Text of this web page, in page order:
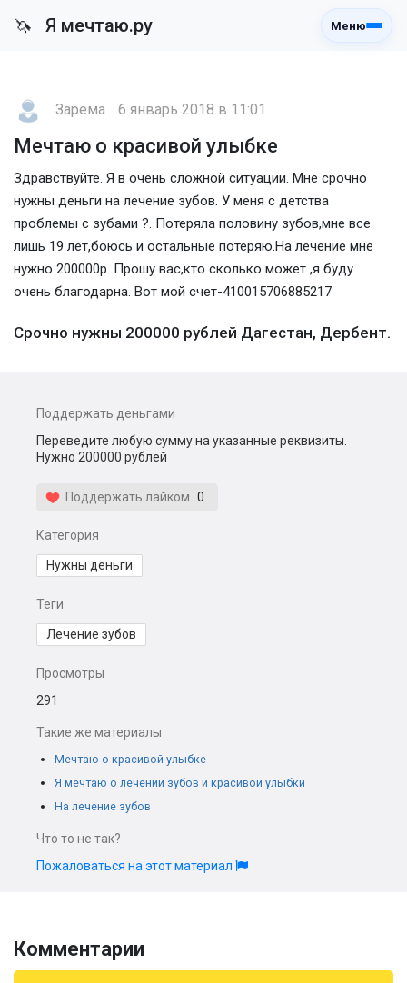
🦄 Я мечтаю.ру Меню
Зарема 6 январь 2018 в 11:01
Мечтаю о красивой улыбке
Здравствуйте. Я в очень сложной ситуации. Мне срочно
нужны деньги на лечение зубов. У меня с детства
проблемы с зубами ?. Потеряла половину зубов,мне все
лишь 19 лет,боюсь и остальные потеряю.На лечение мне
нужно 200000р. Прошу вас,кто сколько может ,я буду
очень благодарна. Вот мой счет-410015706885217
Срочно нужны 200000 рублей Дагестан, Дербент.
Поддержать деньгами
Переведите любую сумму на указанные реквизиты.
Нужно 200000 рублей
Поддержать лайком 0
Категория
Нужны деньги
Теги
Лечение зубов
Просмотры
291
Такие же материалы
Мечтаю о красивой улыбке
Я мечтаю о лечении зубов и красивой улыбки
На лечение зубов
Что то не так?
Пожаловаться на этот материал
Комментарии